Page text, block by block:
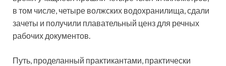
в том числе, четыре волжских водохранилища, сдали
зачеты и получили плавательный ценз для речных
рабочих документов.
Путь, проделанный практикантами, практически